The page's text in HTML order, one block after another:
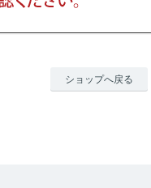
ショップへ戻る